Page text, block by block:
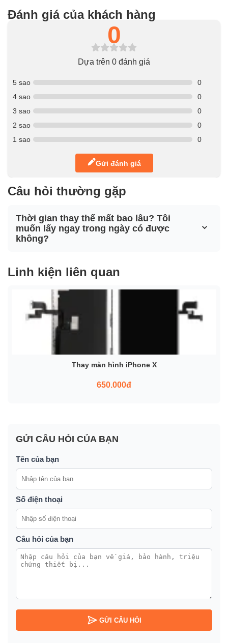
Đánh giá của khách hàng
0
Dựa trên 0 đánh giá
5 sao
0
4 sao
0
3 sao
0
2 sao
0
1 sao
0
Gửi đánh giá
Câu hỏi thường gặp
Thời gian thay thế mất bao lâu? Tôi
muốn lấy ngay trong ngày có được
không?
Linh kiện liên quan
Thay màn hình iPhone X
650.000đ
GỬI CÂU HỎI CỦA BẠN
Tên của bạn
Số điện thoại
Câu hỏi của bạn
GỬI CÂU HỎI